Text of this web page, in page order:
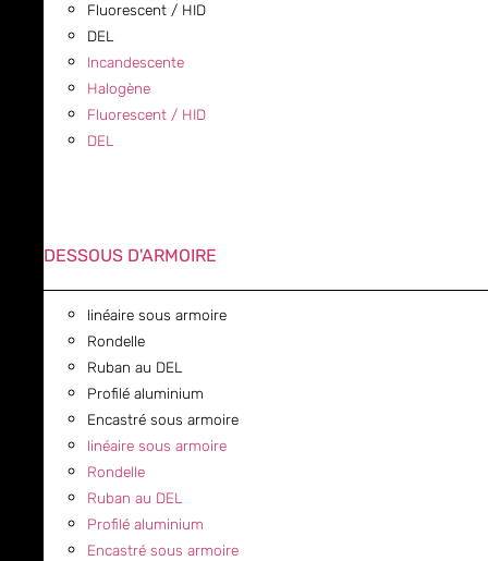
Fluorescent / HID
DEL
Incandescente
Halogène
Fluorescent / HID
DEL
DESSOUS D'ARMOIRE
linéaire sous armoire
Rondelle
Ruban au DEL
Profilé aluminium
Encastré sous armoire
linéaire sous armoire
Rondelle
Ruban au DEL
Profilé aluminium
Encastré sous armoire